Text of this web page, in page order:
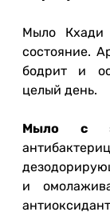
Мыло Кхади
состояние.
бодрит и
целый день.
Мыло с
и